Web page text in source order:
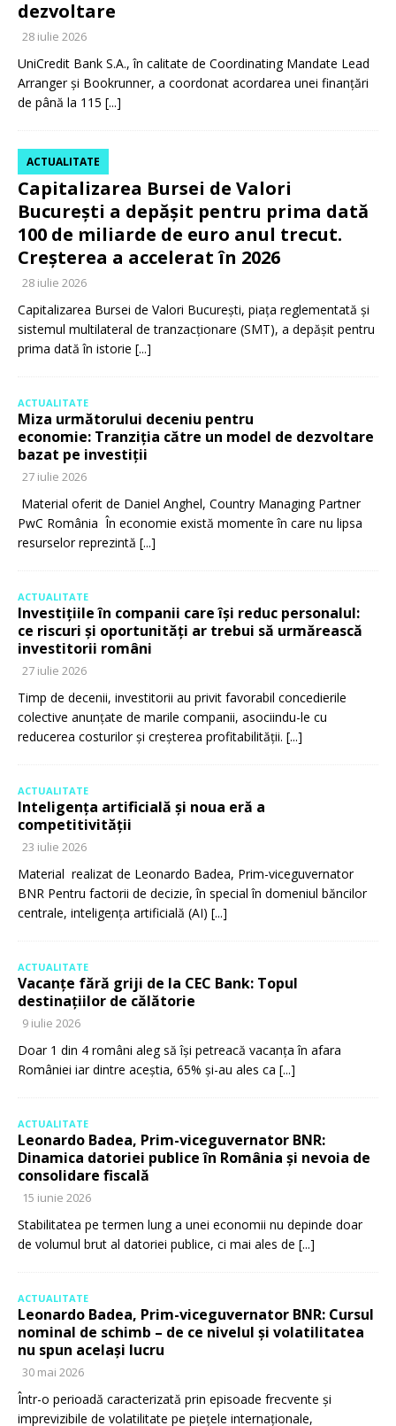
dezvoltare
28 iulie 2026
UniCredit Bank S.A., în calitate de Coordinating Mandate Lead
Arranger și Bookrunner, a coordonat acordarea unei finanțări
de până la 115 [...]
Capitalizarea Bursei de Valori
București a depășit pentru prima dată
100 de miliarde de euro anul trecut.
Creșterea a accelerat în 2026
ACTUALITATE
28 iulie 2026
Capitalizarea Bursei de Valori București, piața reglementată și
sistemul multilateral de tranzacționare (SMT), a depășit pentru
prima dată în istorie [...]
ACTUALITATE
Miza următorului deceniu pentru
economie: Tranziția către un model de dezvoltare
bazat pe investiții
27 iulie 2026
Material oferit de Daniel Anghel, Country Managing Partner
PwC România În economie există momente în care nu lipsa
resurselor reprezintă [...]
ACTUALITATE
Investițiile în companii care își reduc personalul:
ce riscuri și oportunități ar trebui să urmărească
investitorii români
27 iulie 2026
Timp de decenii, investitorii au privit favorabil concedierile
colective anunțate de marile companii, asociindu-le cu
reducerea costurilor și creșterea profitabilității. [...]
ACTUALITATE
Inteligența artificială și noua eră a
competitivității
23 iulie 2026
Material realizat de Leonardo Badea, Prim-viceguvernator
BNR Pentru factorii de decizie, în special în domeniul băncilor
centrale, inteligența artificială (AI) [...]
ACTUALITATE
Vacanțe fără griji de la CEC Bank: Topul
destinațiilor de călătorie
9 iulie 2026
Doar 1 din 4 români aleg să își petreacă vacanța în afara
României iar dintre aceștia, 65% și-au ales ca [...]
ACTUALITATE
Leonardo Badea, Prim-viceguvernator BNR:
Dinamica datoriei publice în România și nevoia de
consolidare fiscală
15 iunie 2026
Stabilitatea pe termen lung a unei economii nu depinde doar
de volumul brut al datoriei publice, ci mai ales de [...]
ACTUALITATE
Leonardo Badea, Prim-viceguvernator BNR: Cursul
nominal de schimb – de ce nivelul și volatilitatea
nu spun același lucru
30 mai 2026
Într-o perioadă caracterizată prin episoade frecvente și
imprevizibile de volatilitate pe piețele internaționale,